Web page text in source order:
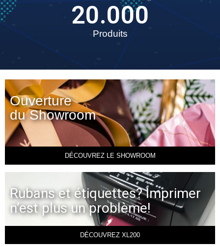
20.000
Produits
Ouverture
du Showroom
DÉCOUVREZ LE SHOWROOM
Rubans et étiquettes? Imprimer
n’est plus un problème!
DÉCOUVREZ XL200